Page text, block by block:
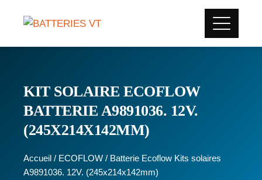
KIT SOLAIRE ECOFLOW
BATTERIE A9891036. 12V.
(245X214X142MM)
Accueil / ECOFLOW / Batterie Ecoflow Kits solaires
A9891036. 12V. (245x214x142mm)